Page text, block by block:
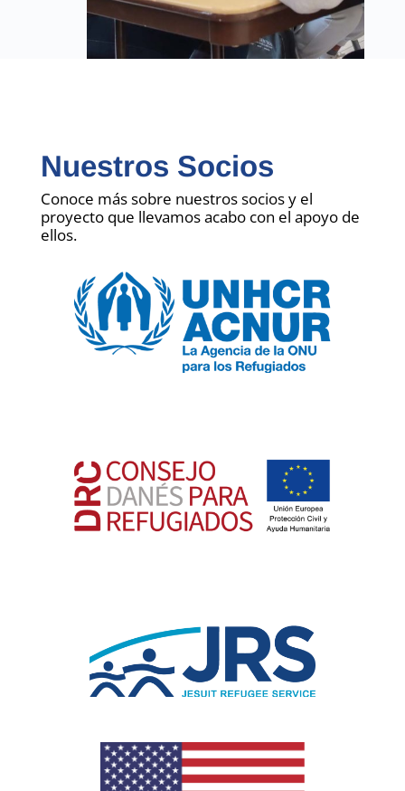
Nuestros Socios
Conoce más sobre nuestros socios y el
proyecto que llevamos acabo con el apoyo de
ellos.